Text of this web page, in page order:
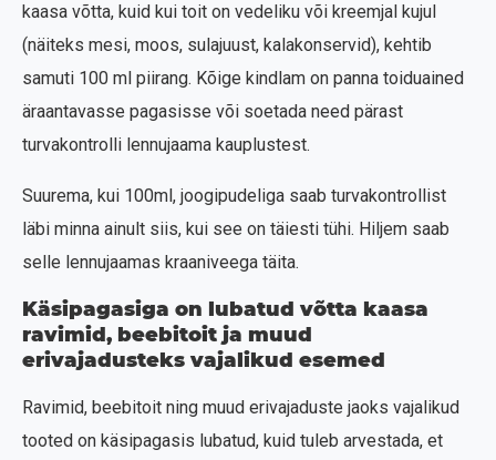
kaasa võtta, kuid kui toit on vedeliku või kreemjal kujul
(näiteks mesi, moos, sulajuust, kalakonservid), kehtib
samuti 100 ml piirang. Kõige kindlam on panna toiduained
äraantavasse pagasisse või soetada need pärast
turvakontrolli lennujaama kauplustest.
Suurema, kui 100ml, joogipudeliga saab turvakontrollist
läbi minna ainult siis, kui see on täiesti tühi. Hiljem saab
selle lennujaamas kraaniveega täita.
Käsipagasiga on lubatud võtta kaasa
ravimid, beebitoit ja muud
erivajadusteks vajalikud esemed
Ravimid, beebitoit ning muud erivajaduste jaoks vajalikud
tooted on käsipagasis lubatud, kuid tuleb arvestada, et